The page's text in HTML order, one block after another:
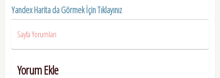
Yandex Harita da Görmek İçin Tıklayınız
Sayfa Yorumları
Yorum Ekle